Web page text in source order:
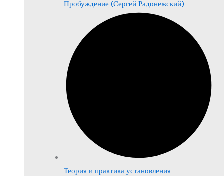
Пробуждение (Сергей Радонежский)
Теория и практика установления